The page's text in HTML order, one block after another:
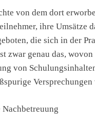
von dem dort
ihre Umsätze
die sich in der
zwar genau das,
von